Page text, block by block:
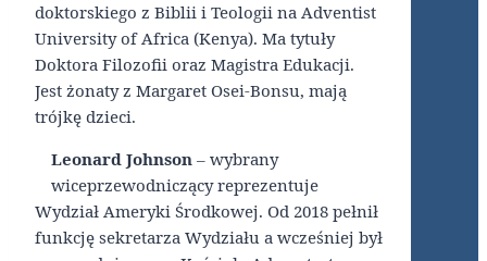
doktorskiego z Biblii i Teologii na Adventist
University of Africa (Kenya). Ma tytuły
Doktora Filozofii oraz Magistra Edukacji.
Jest żonaty z Margaret Osei-Bonsu, mają
trójkę dzieci.
Leonard Johnson – wybrany
wiceprzewodniczący reprezentuje
Wydział Ameryki Środkowej. Od 2018 pełnił
funkcję sekretarza Wydziału a wcześniej był